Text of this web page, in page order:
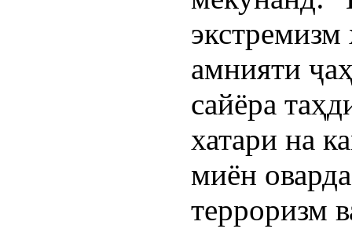
амнияти
сайёра
хатари на
миён
терроризм